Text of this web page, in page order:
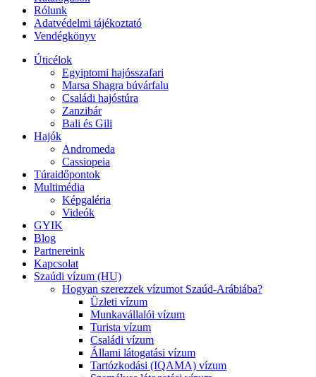
Rólunk
Adatvédelmi tájékoztató
Vendégkönyv
Úticélok
Egyiptomi hajósszafari
Marsa Shagra búvárfalu
Családi hajóstúra
Zanzibár
Bali és Gili
Hajók
Andromeda
Cassiopeia
Túraidőpontok
Multimédia
Képgaléria
Videók
GYIK
Blog
Partnereink
Kapcsolat
Szaúdi vízum (HU)
Hogyan szerezzek vízumot Szaúd-Arábiába?
Üzleti vízum
Munkavállalói vízum
Turista vízum
Családi vízum
Állami látogatási vízum
Tartózkodási (IQAMA) vízum